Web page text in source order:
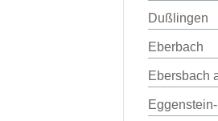
Dußlingen
Eberbach
Ebersbach